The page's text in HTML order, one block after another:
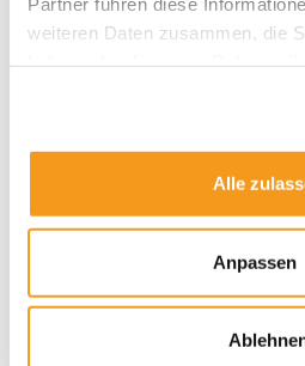
weiteren Daten zusammen, die
Alle
Anpassen
2020
1970